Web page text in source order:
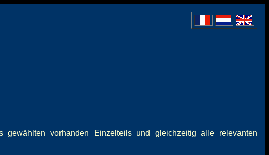
vorhanden Einzelteils und gleichzeitig alle relevanten